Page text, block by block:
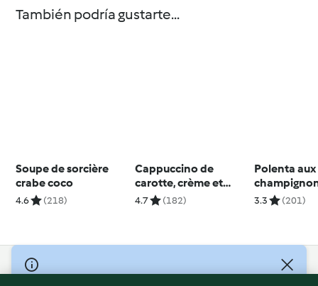
También podría gustarte...
Soupe de sorcière
crabe coco
4.6 (218)
Cappuccino de
carotte, crème et
citron vert
4.7 (182)
Polenta aux
mozzarella
3.3 (201)
© Copyright 2026